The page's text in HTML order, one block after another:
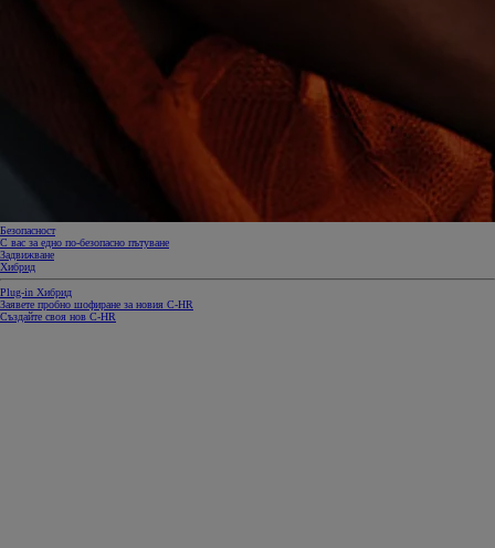
Безопасност
С вас за едно по-безопасно пътуване
Задвижване
Хибрид
Plug-in Хибрид
Заявете пробно шофиране за новия C-HR
Създайте своя нов C-HR